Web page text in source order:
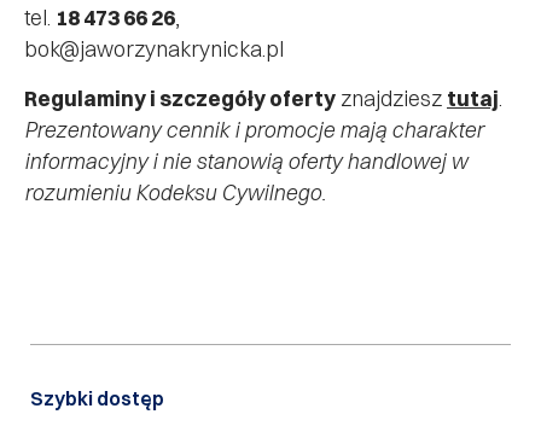
tel. 18 473 66 26
bok@jaworzynakrynicka.pl
Regulaminy i szczegóły oferty znajdziesz tutaj
Prezentowany cennik i promocje mają charakter
informacyjny i nie stanowią oferty handlowej w
rozumieniu Kodeksu Cywilnego.
Szybki dostęp​